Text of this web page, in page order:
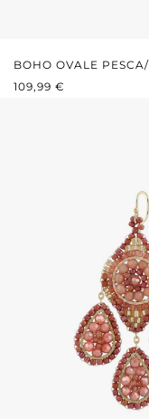
BOHO OVALE PESCA/
PREZZO
109,99 €